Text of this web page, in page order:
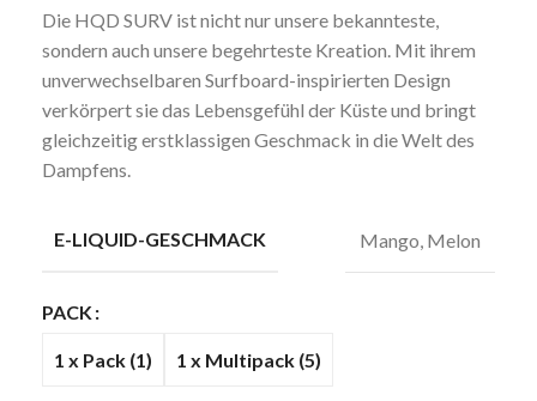
Die HQD SURV ist nicht nur unsere bekannteste,
sondern auch unsere begehrteste Kreation. Mit ihrem
unverwechselbaren Surfboard-inspirierten Design
verkörpert sie das Lebensgefühl der Küste und bringt
gleichzeitig erstklassigen Geschmack in die Welt des
Dampfens.
E-LIQUID-GESCHMACK Mango Melon
PACK
1 x Pack (1) 1 x Multipack (5)